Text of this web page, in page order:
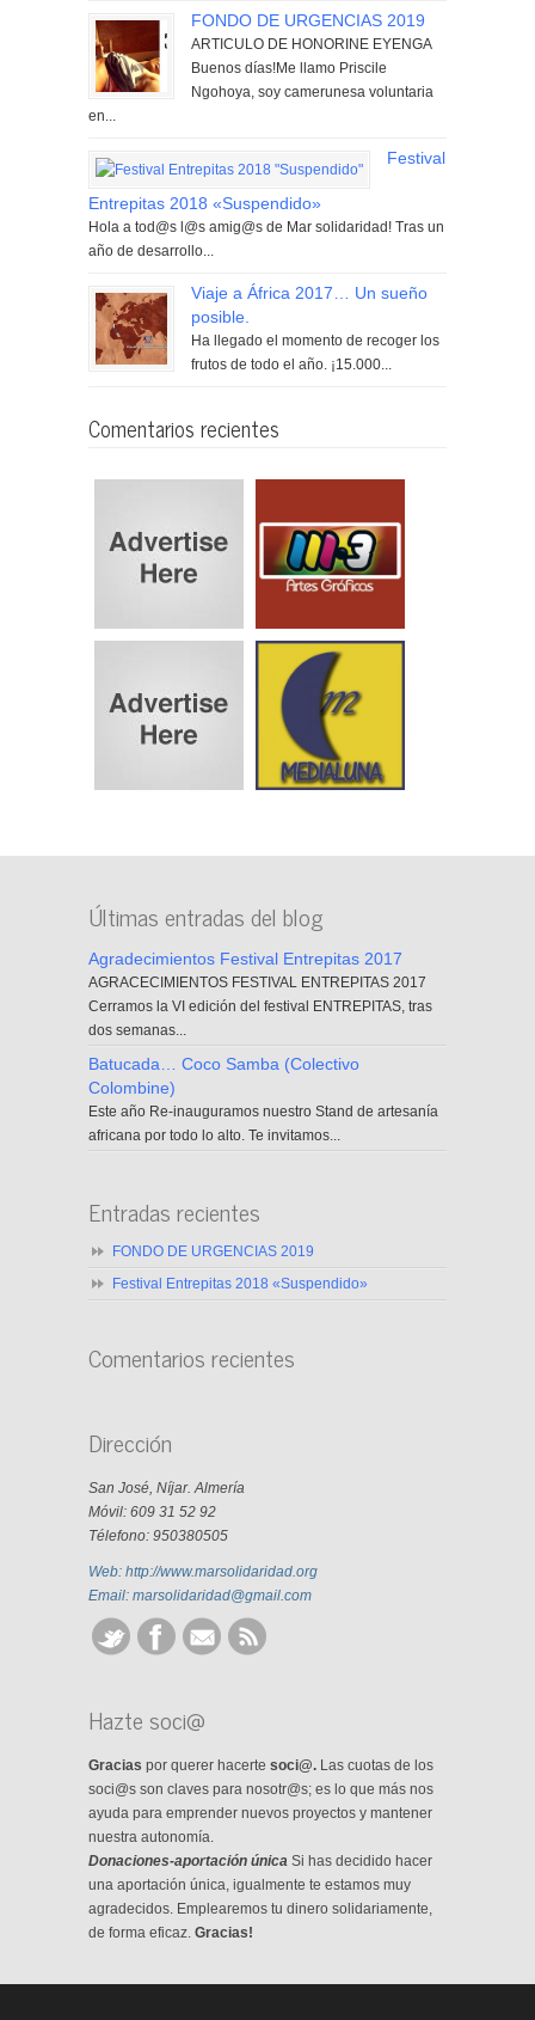
FONDO DE URGENCIAS 2019
ARTICULO DE HONORINE EYENGA
Buenos días!Me llamo Priscile
Ngohoya, soy camerunesa voluntaria
en...
Festival
Entrepitas 2018 «Suspendido»
Hola a tod@s l@s amig@s de Mar solidaridad! Tras un
año de desarrollo...
Viaje a África 2017… Un sueño
posible.
Ha llegado el momento de recoger los
frutos de todo el año. ¡15.000...
Comentarios recientes
Últimas entradas del blog
Agradecimientos Festival Entrepitas 2017
AGRACECIMIENTOS FESTIVAL ENTREPITAS 2017
Cerramos la VI edición del festival ENTREPITAS, tras
dos semanas...
Batucada… Coco Samba (Colectivo
Colombine)
Este año Re-inauguramos nuestro Stand de artesanía
africana por todo lo alto. Te invitamos...
Entradas recientes
FONDO DE URGENCIAS 2019
Festival Entrepitas 2018 «Suspendido»
Comentarios recientes
Dirección
San José, Níjar. Almería
Móvil: 609 31 52 92
Télefono: 950380505
Web: http://www.marsolidaridad.org
Email: marsolidaridad@gmail.com
Hazte soci@
Gracias por querer hacerte soci@. Las cuotas de los
soci@s son claves para nosotr@s; es lo que más nos
ayuda para emprender nuevos proyectos y mantener
nuestra autonomía.
Donaciones-aportación única Si has decidido hacer
una aportación única, igualmente te estamos muy
agradecidos. Emplearemos tu dinero solidariamente,
de forma eficaz. Gracias!